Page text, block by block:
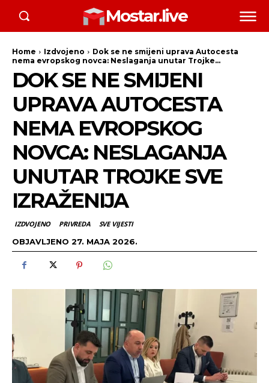
Mostar.live
Home Izdvojeno
Dok se ne smijeni uprava Autocesta
nema evropskog novca: Neslaganja unutar Trojke...
DOK SE NE SMIJENI
UPRAVA AUTOCESTA
NEMA EVROPSKOG
NOVCA: NESLAGANJA
UNUTAR TROJKE SVE
IZRAŽENIJA
IZDVOJENO PRIVREDA SVE VIJESTI
OBJAVLJENO 27. MAJA 2026.